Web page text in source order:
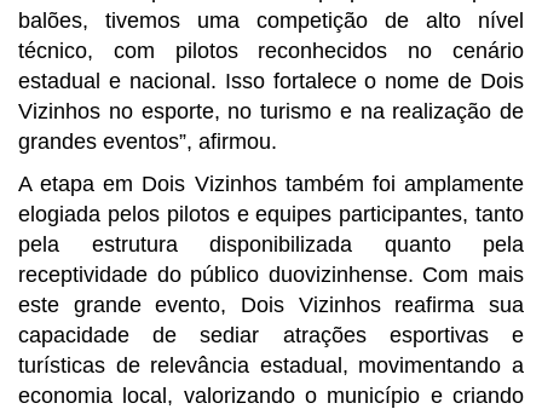
balões, tivemos uma competição de alto nível
técnico, com pilotos reconhecidos no cenário
estadual e nacional. Isso fortalece o nome de Dois
Vizinhos no esporte, no turismo e na realização de
grandes eventos”, afirmou.
A etapa em Dois Vizinhos também foi amplamente
elogiada pelos pilotos e equipes participantes, tanto
pela estrutura disponibilizada quanto pela
receptividade do público duovizinhense. Com mais
este grande evento, Dois Vizinhos reafirma sua
capacidade de sediar atrações esportivas e
turísticas de relevância estadual, movimentando a
economia local, valorizando o município e criando